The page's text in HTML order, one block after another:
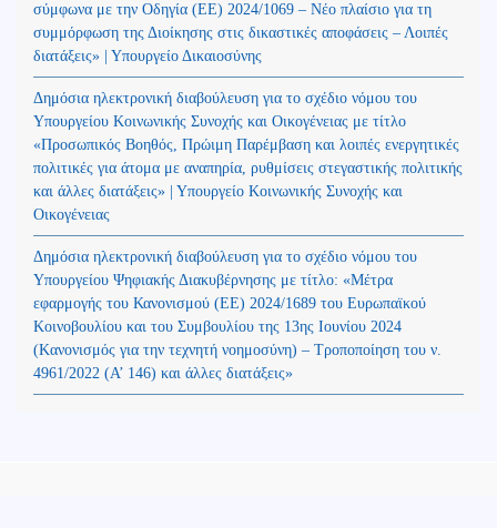
σύμφωνα με την Οδηγία (ΕΕ) 2024/1069 – Νέο πλαίσιο για τη
συμμόρφωση της Διοίκησης στις δικαστικές αποφάσεις – Λοιπές
διατάξεις» | Υπουργείο Δικαιοσύνης
Δημόσια ηλεκτρονική διαβούλευση για το σχέδιο νόμου του
Υπουργείου Κοινωνικής Συνοχής και Οικογένειας με τίτλο
«Προσωπικός Βοηθός, Πρώιμη Παρέμβαση και λοιπές ενεργητικές
πολιτικές για άτομα με αναπηρία, ρυθμίσεις στεγαστικής πολιτικής
και άλλες διατάξεις» | Υπουργείο Κοινωνικής Συνοχής και
Οικογένειας
Δημόσια ηλεκτρονική διαβούλευση για το σχέδιο νόμου του
Υπουργείου Ψηφιακής Διακυβέρνησης με τίτλο: «Μέτρα
εφαρμογής του Κανονισμού (ΕΕ) 2024/1689 του Ευρωπαϊκού
Κοινοβουλίου και του Συμβουλίου της 13ης Ιουνίου 2024
(Kανονισμός για την τεχνητή νοημοσύνη) – Τροποποίηση του ν.
4961/2022 (Α’ 146) και άλλες διατάξεις»